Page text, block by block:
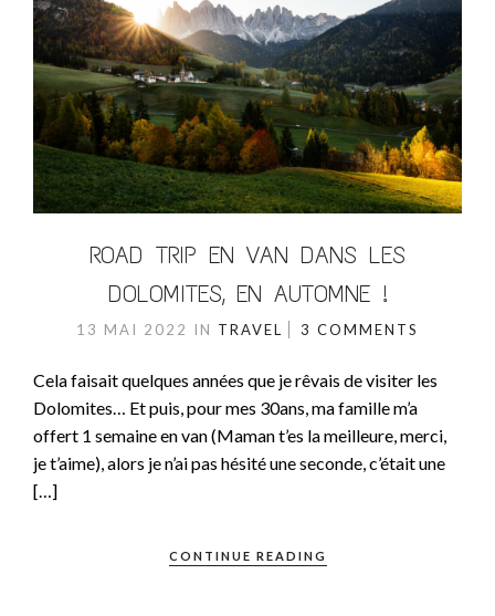
ROAD TRIP EN VAN DANS LES
DOLOMITES, EN AUTOMNE !
13 MAI 2022 IN TRAVEL 3 COMMENTS
Cela faisait quelques années que je rêvais de visiter les
Dolomites… Et puis, pour mes 30ans, ma famille m’a
offert 1 semaine en van (Maman t’es la meilleure, merci,
je t’aime), alors je n’ai pas hésité une seconde, c’était une
[…]
CONTINUE READING